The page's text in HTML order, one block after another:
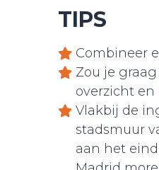
TIPS
Combineer
Zou je
overzicht
Vlakbij de
stadsmuur
aan het